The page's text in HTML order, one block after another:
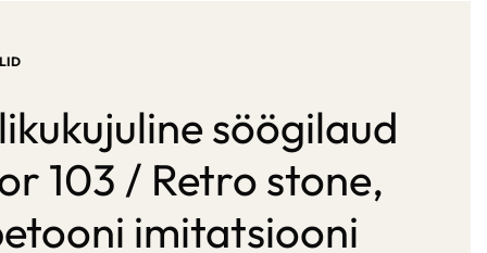
söögilaud
103 / Retro stone,
imitatsiooni